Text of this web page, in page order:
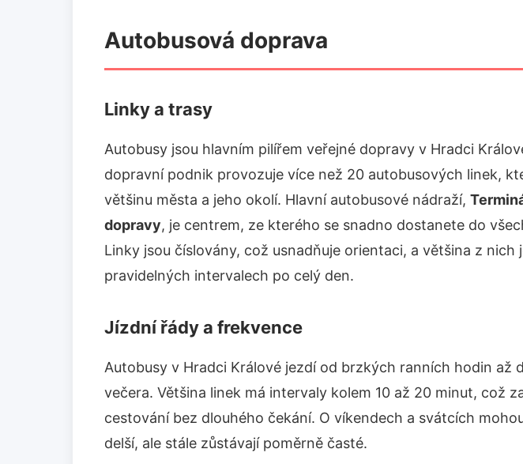
Autobusová doprava
Linky a trasy
Autobusy jsou hlavním pilířem veřejné dopravy v Hradci
dopravní podnik provozuje více než 20 autobusových linek,
většinu města a jeho okolí. Hlavní autobusové nádraží,
dopravy, je centrem, ze kterého se snadno dostanete do
Linky jsou číslovány, což usnadňuje orientaci, a většina z nich
pravidelných intervalech po celý den.
Jízdní řády a frekvence
Autobusy v Hradci Králové jezdí od brzkých ranních hodin až
večera. Většina linek má intervaly kolem 10 až 20 minut, což
cestování bez dlouhého čekání. O víkendech a svátcích
delší, ale stále zůstávají poměrně časté.